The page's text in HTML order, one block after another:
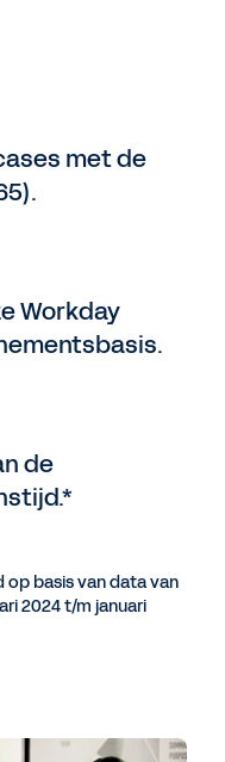
met de
Workday
de
op basis van data van
2024 t/m januari